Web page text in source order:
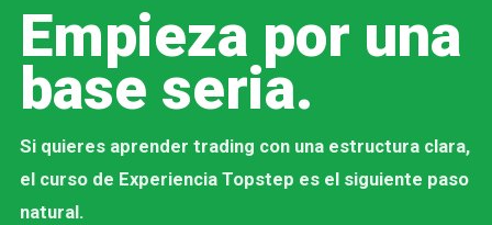
Empieza por una
base seria.
Si quieres aprender trading con una estructura clara,
el curso de Experiencia Topstep es el siguiente paso
natural.